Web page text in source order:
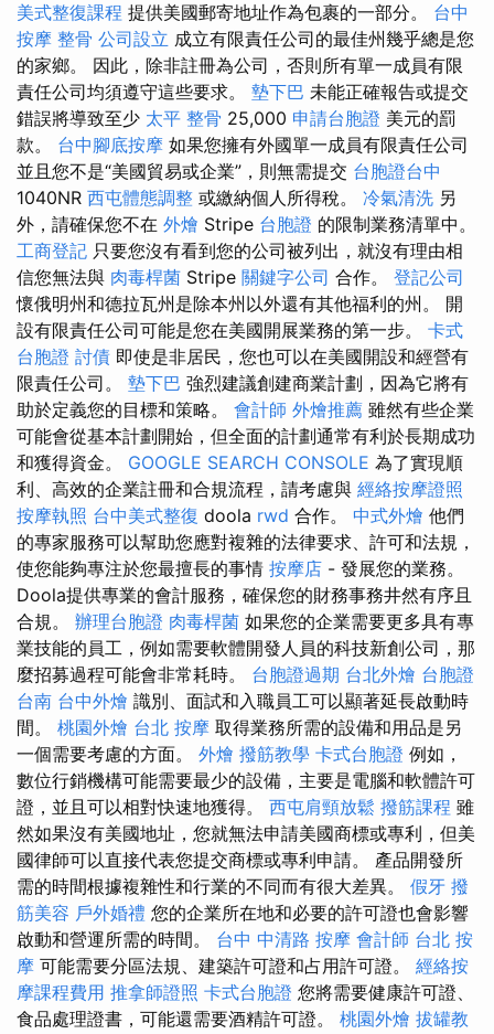
美式整復課程 提供美國郵寄地址作為包裹的一部分。 台中
按摩 整骨 公司設立 成立有限責任公司的最佳州幾乎總是您
的家鄉。 因此，除非註冊為公司，否則所有單一成員有限
責任公司均須遵守這些要求。 墊下巴 未能正確報告或提交
錯誤將導致至少 太平 整骨 25,000 申請台胞證 美元的罰
款。 台中腳底按摩 如果您擁有外國單一成員有限責任公司
並且您不是“美國貿易或企業”，則無需提交 台胞證台中
1040NR 西屯體態調整 或繳納個人所得稅。 冷氣清洗 另
外，請確保您不在 外燴 Stripe 台胞證 的限制業務清單中。
工商登記 只要您沒有看到您的公司被列出，就沒有理由相
信您無法與 肉毒桿菌 Stripe 關鍵字公司 合作。 登記公司
懷俄明州和德拉瓦州是除本州以外還有其他福利的州。 開
設有限責任公司可能是您在美國開展業務的第一步。 卡式
台胞證 討債 即使是非居民，您也可以在美國開設和經營有
限責任公司。 墊下巴 強烈建議創建商業計劃，因為它將有
助於定義您的目標和策略。 會計師 外燴推薦 雖然有些企業
可能會從基本計劃開始，但全面的計劃通常有利於長期成功
和獲得資金。 GOOGLE SEARCH CONSOLE 為了實現順
利、高效的企業註冊和合規流程，請考慮與 經絡按摩證照
按摩執照 台中美式整復 doola rwd 合作。 中式外燴 他們
的專家服務可以幫助您應對複雜的法律要求、許可和法規，
使您能夠專注於您最擅長的事情 按摩店 - 發展您的業務。
Doola提供專業的會計服務，確保您的財務事務井然有序且
合規。 辦理台胞證 肉毒桿菌 如果您的企業需要更多具有專
業技能的員工，例如需要軟體開發人員的科技新創公司，那
麼招募過程可能會非常耗時。 台胞證過期 台北外燴 台胞證
台南 台中外燴 識別、面試和入職員工可以顯著延長啟動時
間。 桃園外燴 台北 按摩 取得業務所需的設備和用品是另
一個需要考慮的方面。 外燴 撥筋教學 卡式台胞證 例如，
數位行銷機構可能需要最少的設備，主要是電腦和軟體許可
證，並且可以相對快速地獲得。 西屯肩頸放鬆 撥筋課程 雖
然如果沒有美國地址，您就無法申請美國商標或專利，但美
國律師可以直接代表您提交商標或專利申請。 產品開發所
需的時間根據複雜性和行業的不同而有很大差異。 假牙 撥
筋美容 戶外婚禮 您的企業所在地和必要的許可證也會影響
啟動和營運所需的時間。 台中 中清路 按摩 會計師 台北 按
摩 可能需要分區法規、建築許可證和占用許可證。 經絡按
摩課程費用 推拿師證照 卡式台胞證 您將需要健康許可證、
食品處理證書，可能還需要酒精許可證。 桃園外燴 拔罐教